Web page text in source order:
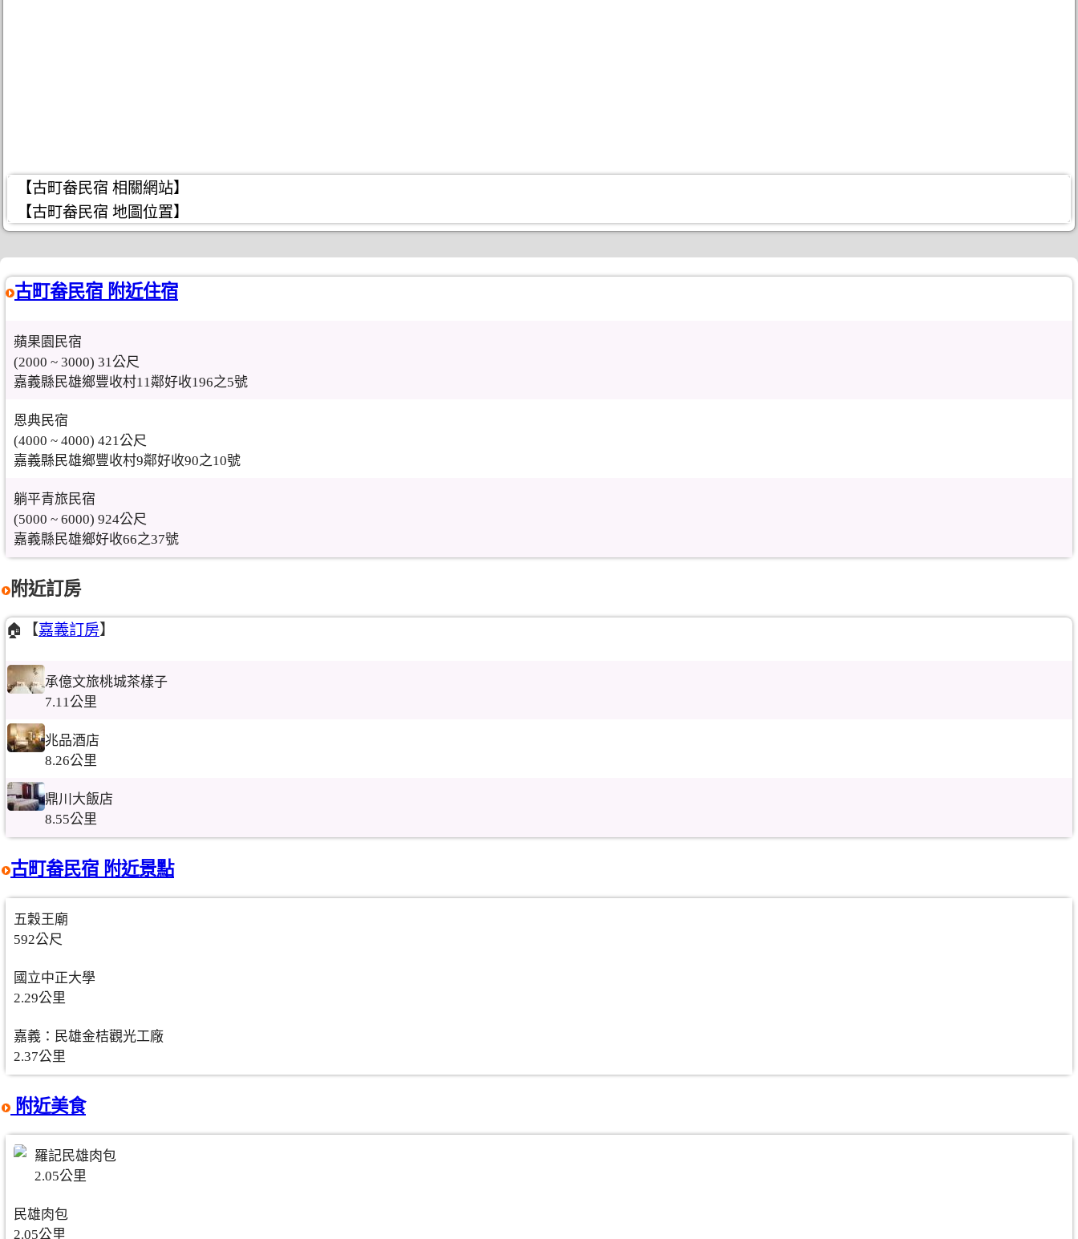
【古町畚民宿 相關網站】
【古町畚民宿 地圖位置】
古町畚民宿 附近住宿
蘋果園民宿
(2000 ~ 3000) 31公尺
嘉義縣民雄鄉豐收村11鄰好收196之5號
恩典民宿
(4000 ~ 4000) 421公尺
嘉義縣民雄鄉豐收村9鄰好收90之10號
躺平青旅民宿
(5000 ~ 6000) 924公尺
嘉義縣民雄鄉好收66之37號
附近訂房
🏠【嘉義訂房】
承億文旅桃城茶樣子
7.11公里
兆品酒店
8.26公里
鼎川大飯店
8.55公里
古町畚民宿 附近景點
五穀王廟
592公尺
國立中正大學
2.29公里
嘉義：民雄金桔觀光工廠
2.37公里
附近美食
羅記民雄肉包
2.05公里
民雄肉包
2.05公里